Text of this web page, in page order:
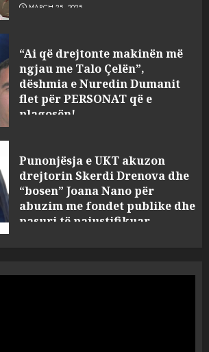
MARCH 25, 2025
“Ai që drejtonte makinën më
ngjau me Talo Çelën”,
dëshmia e Nuredin Dumanit
flet për PERSONAT që e
plagosën!
Punonjësja e UKT akuzon
drejtorin Skerdi Drenova dhe
“bosen” Joana Nano për
abuzim me fondet publike dhe
pasuri të pajustifikuar